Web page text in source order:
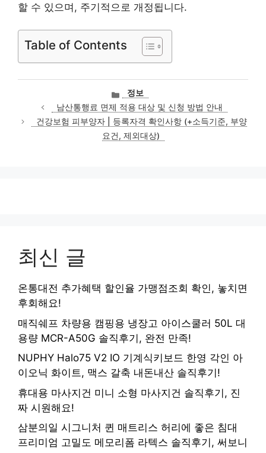
할 수 있으며, 주기적으로 개정됩니다.
Table of Contents
카
테
고
리
정보
남산통행료 면제 적용 대상 및 신청 방법 안내
건강보험 피부양자 | 등록자격 확인사항 (+소득기준, 부양
요건, 제외대상)
최신 글
온통대전 추가혜택 할인율 가맹점조회 확인, 놓치면
후회해요!
매직쉐프 차량용 캠핑용 냉장고 아이스쿨러 50L 대
용량 MCR-A50G 솔직후기, 완전 만족!
NUPHY Halo75 V2 IO 기계식키보드 한영 각인 아
이오닉 화이트, 맥스 갈축 내돈내산 솔직후기!
휴대용 마사지건 미니 소형 마사지건 솔직후기, 진
짜 시원해요!
삼분의일 시그니처 퀸 매트리스 허리에 좋은 침대
프리미엄 고밀도 메모리폼 라텍스 솔직후기, 써보니